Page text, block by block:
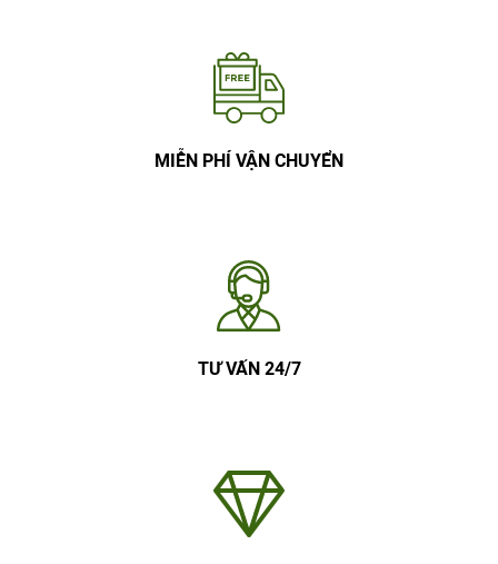
MIỄN PHÍ VẬN CHUYỂN
TƯ VẤN 24/7